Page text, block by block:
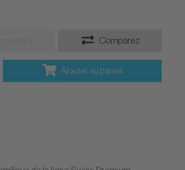
Comparez
Ajouter au panier